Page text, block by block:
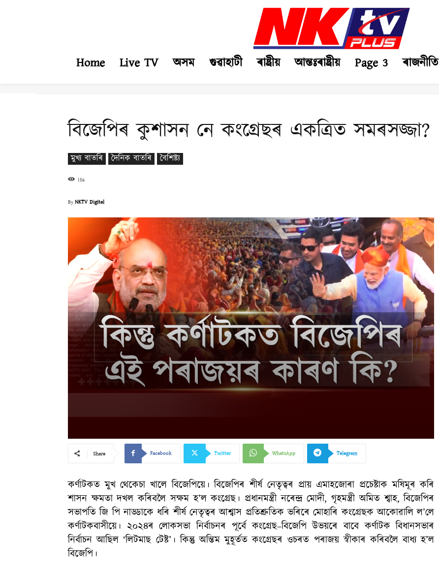
Home Live TV অসম গুৱাহাটী ৰাষ্ট্ৰীয় আন্তঃৰাষ্ট্ৰীয় Page 3 ৰাজনীতি
বিজেপিৰ কুশাসন নে কংগ্ৰেছৰ একত্ৰিত সমৰসজ্জা?
মুখ্য বাতৰি দৈনিক বাতৰি বৈশিষ্ট্য
156
ByNKTV Digital
Share Facebook Twitter WhatsApp Telegram
কৰ্ণাটকত মুখ থেকেচা খালে বিজেপিয়ে। বিজেপিৰ শীৰ্ষ নেতৃত্বৰ প্ৰায় এমাহজোৰা প্ৰচেষ্টাক মষিমূৰ কৰি
শাসন ক্ষমতা দখল কৰিবলৈ সক্ষম হ’ল কংগ্ৰেছ। প্ৰধানমন্ত্ৰী নৰেন্দ্ৰ মোদী, গৃহমন্ত্ৰী অমিত শ্বাহ, বিজেপিৰ
সভাপতি জি পি নাড্ডাকে ধৰি শীৰ্ষ নেতৃত্বৰ আশ্বাস প্ৰতিশ্ৰুতিক ভৰিৰে মোহাৰি কংগ্ৰেছক আকোৱালি ল’লে
কৰ্ণাটকবাসীয়ে। ২০২৪ৰ লোকসভা নিৰ্বাচনৰ পূৰ্বে কংগ্ৰেছ–বিজেপি উভয়ৰে বাবে কৰ্ণাটক বিধানসভাৰ
নিৰ্বাচন আছিল ‘লিটমাছ টেষ্ট’। কিন্তু অন্তিম মুহূৰ্তত কংগ্ৰেছৰ ওচৰত পৰাজয় স্বীকাৰ কৰিবলৈ বাধ্য হ’ল
বিজেপি।